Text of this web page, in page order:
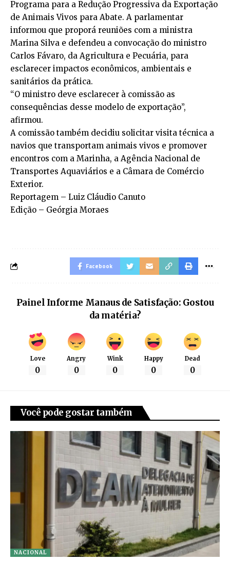
Programa para a Redução Progressiva da Exportação
de Animais Vivos para Abate. A parlamentar
informou que proporá reuniões com a ministra
Marina Silva e defendeu a convocação do ministro
Carlos Fávaro, da Agricultura e Pecuária, para
esclarecer impactos econômicos, ambientais e
sanitários da prática.
“O ministro deve esclarecer à comissão as
consequências desse modelo de exportação”,
afirmou.
A comissão também decidiu solicitar visita técnica a
navios que transportam animais vivos e promover
encontros com a Marinha, a Agência Nacional de
Transportes Aquaviários e a Câmara de Comércio
Exterior.
Reportagem – Luiz Cláudio Canuto
Edição – Geórgia Moraes
Facebook
Painel Informe Manaus de Satisfação: Gostou
da matéria?
Love
0
Angry
0
Wink
0
Happy
0
Dead
0
Você pode gostar também
NACIONAL